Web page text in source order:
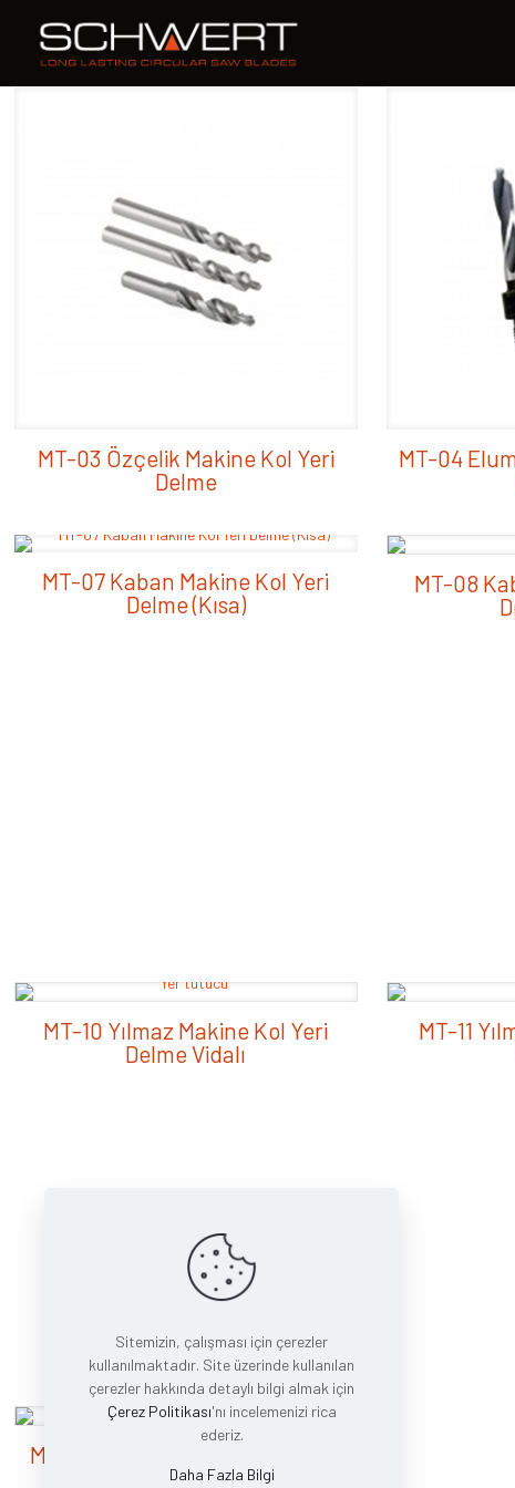
MT-03 Özçelik Makine Kol Yeri
Delme
MT-04
MT-07 Kaban Makine Kol Yeri
Delme (Kısa)
MT-08
MT-10 Yılmaz Makine Kol Yeri
Delme Vidalı
MT-11
MT02 Üçlü Kol Yeri Delme Vidalı
Sitemizin, çalışması için çerezler
kullanılmaktadır. Site üzerinde kullanılan
çerezler hakkında detaylı bilgi almak için
Çerez Politikası'nı incelemenizi rica
ederiz.
Daha Fazla Bilgi